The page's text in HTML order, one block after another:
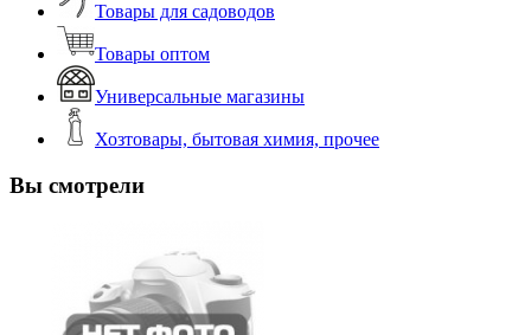
Товары для садоводов
Товары оптом
Универсальные магазины
Хозтовары, бытовая химия, прочее
Вы смотрели